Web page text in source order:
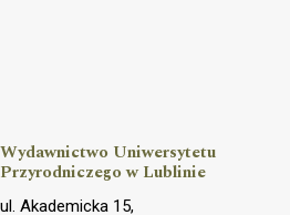
Wydawnictwo Uniwersytetu
Przyrodniczego w Lublinie
ul. Akademicka 15,